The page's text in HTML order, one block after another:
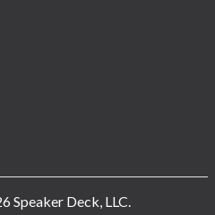
Speaker Deck, LLC.